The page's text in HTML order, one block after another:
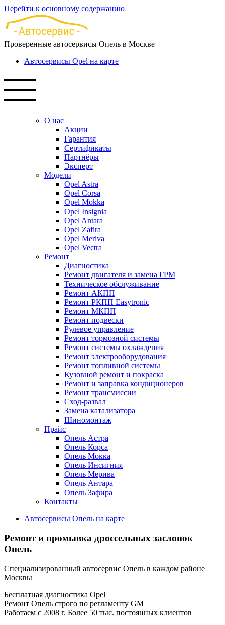
Перейти к основному содержанию
Проверенные автосервисы Опель в Москве
Автосервисы Opel на карте
О нас
Акции
Гарантия
Сертификаты
Партнёры
Эксперт
Модели
Opel Astra
Opel Corsa
Opel Mokka
Opel Insignia
Opel Antara
Opel Zafira
Opel Meriva
Opel Vectra
Ремонт
Диагностика
Ремонт двигателя и замена ГРМ
Техническое обслуживание
Ремонт АКПП
Ремонт РКПП Easytronic
Ремонт МКПП
Ремонт подвески
Рулевое управление
Ремонт тормозной системы
Ремонт системы охлаждения
Ремонт электрооборудования
Ремонт топливной системы
Кузовной ремонт и покраска
Ремонт и заправка кондиционеров
Ремонт трансмиссии
Сход-развал
Замена катализатора
Шиномонтаж
Прайс
Опель Астра
Опель Корса
Опель Мокка
Опель Инсигния
Опель Мерива
Опель Антара
Опель Зафира
Контакты
Автосервисы Опель на карте
Ремонт и промывка дроссельных заслонок
Опель
Специализированный автосервис Опель в каждом районе
Москвы
Бесплатная диагностика Opel
Ремонт Опель строго по регламенту GM
Работаем с 2008 г. Более 50 тыс. постоянных клиентов